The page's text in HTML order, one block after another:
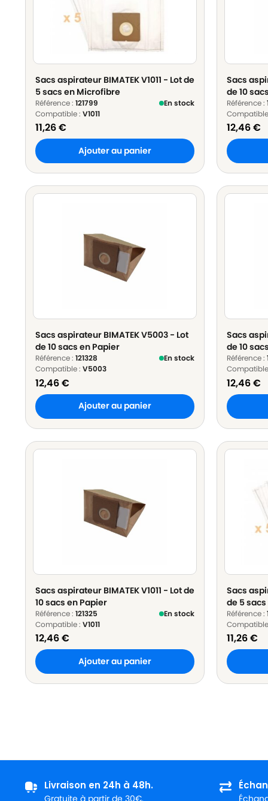
Sacs aspirateur BIMATEK V1011 - Lot de
5 sacs en Microfibre
Référence : 121799
En stock
Compatible : V1011
11,26€
Ajouter au panier
Sacs
de 10
Référence :
12,46€
Sacs aspirateur BIMATEK V5003 - Lot
de 10 sacs en Papier
Référence : 121328
En stock
Compatible : V5003
12,46€
Ajouter au panier
Sacs
de 10
Référence :
12,46€
Sacs aspirateur BIMATEK V1011 - Lot de
10 sacs en Papier
Référence : 121325
En stock
Compatible : V1011
12,46€
Ajouter au panier
Sacs
de 5
Référence :
11,26€
Livraison en 24h à 48h.
Gratuite à partir de 30€.